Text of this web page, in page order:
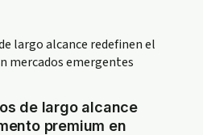
de largo alcance
premium en